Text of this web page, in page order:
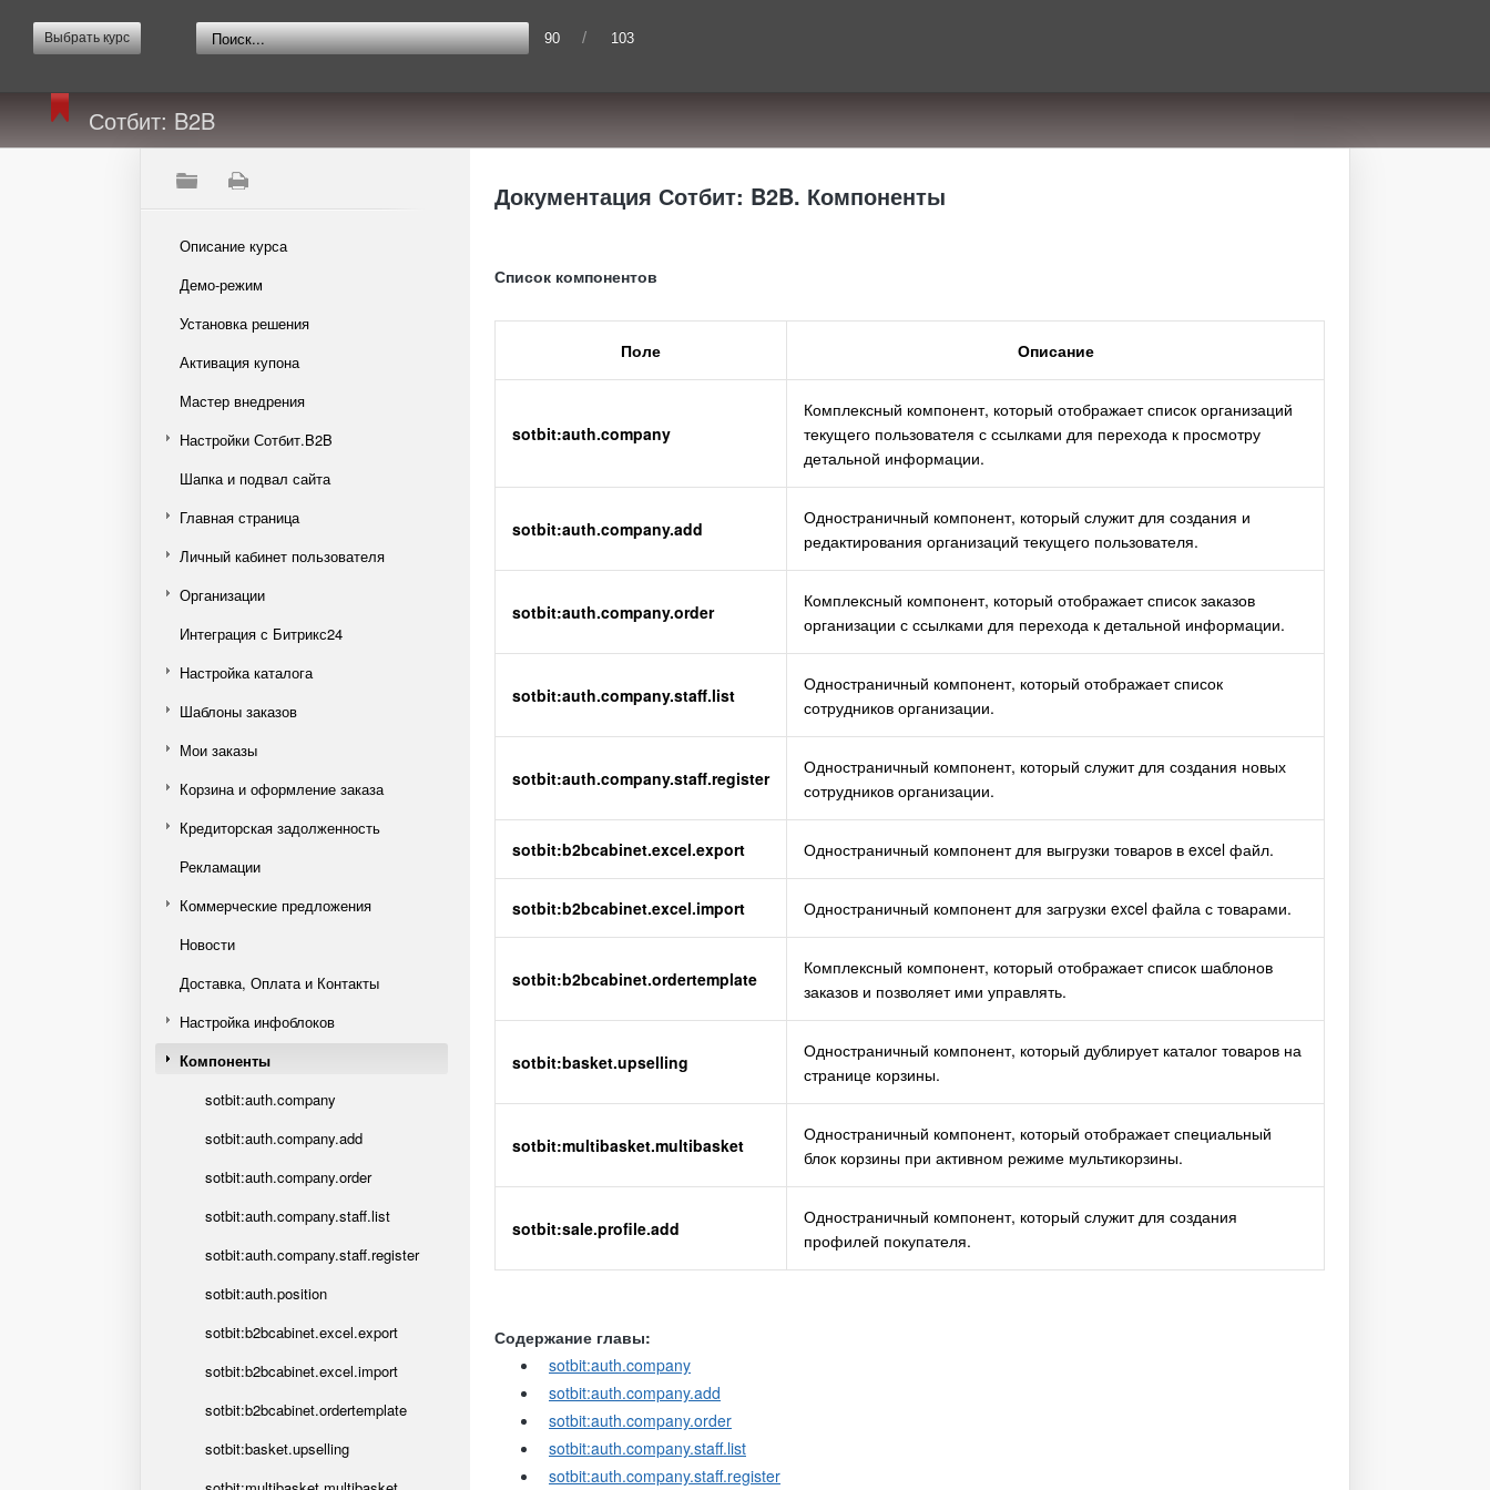
Выбрать курс 90 / 103
Сотбит: B2B
Описание курса
Демо-режим
Установка решения
Активация купона
Мастер внедрения
Настройки Сотбит.B2B
Шапка и подвал сайта
Главная страница
Личный кабинет пользователя
Организации
Интеграция с Битрикс24
Настройка каталога
Шаблоны заказов
Мои заказы
Корзина и оформление заказа
Кредиторская задолженность
Рекламации
Коммерческие предложения
Новости
Доставка, Оплата и Контакты
Настройка инфоблоков
Компоненты
sotbit:auth.company
sotbit:auth.company.add
sotbit:auth.company.order
sotbit:auth.company.staff.list
sotbit:auth.company.staff.register
sotbit:auth.position
sotbit:b2bcabinet.excel.export
sotbit:b2bcabinet.excel.import
sotbit:b2bcabinet.ordertemplate
sotbit:basket.upselling
Документация Сотбит: B2B. Компоненты
Список компонентов
Поле Описание
sotbit:auth.company
Комплексный компонент, который отображает список организаций
текущего пользователя с ссылками для перехода к просмотру
детальной информации.
sotbit:auth.company.add
Одностраничный компонент, который служит для создания и
редактирования организаций текущего пользователя.
sotbit:auth.company.order
Комплексный компонент, который отображает список заказов
организации с ссылками для перехода к детальной информации.
sotbit:auth.company.staff.list
Одностраничный компонент, который отображает список
сотрудников организации.
sotbit:auth.company.staff.register
Одностраничный компонент, который служит для создания новых
сотрудников организации.
sotbit:b2bcabinet.excel.export Одностраничный компонент для выгрузки товаров в excel файл.
sotbit:b2bcabinet.excel.import Одностраничный компонент для загрузки excel файла с товарами.
sotbit:b2bcabinet.ordertemplate
Комплексный компонент, который отображает список шаблонов
заказов и позволяет ими управлять.
sotbit:basket.upselling
Одностраничный компонент, который дублирует каталог товаров на
странице корзины.
sotbit:multibasket.multibasket
Одностраничный компонент, который отображает специальный
блок корзины при активном режиме мультикорзины.
sotbit:sale.profile.add
Одностраничный компонент, который служит для создания
профилей покупателя.
Содержание главы:
sotbit:auth.company
sotbit:auth.company.add
sotbit:auth.company.order
sotbit:auth.company.staff.list
sotbit:auth.company.staff.register